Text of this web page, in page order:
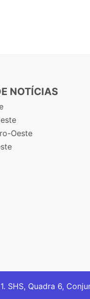
NOTÍCIAS
Oeste
SHS, Quadra 6,